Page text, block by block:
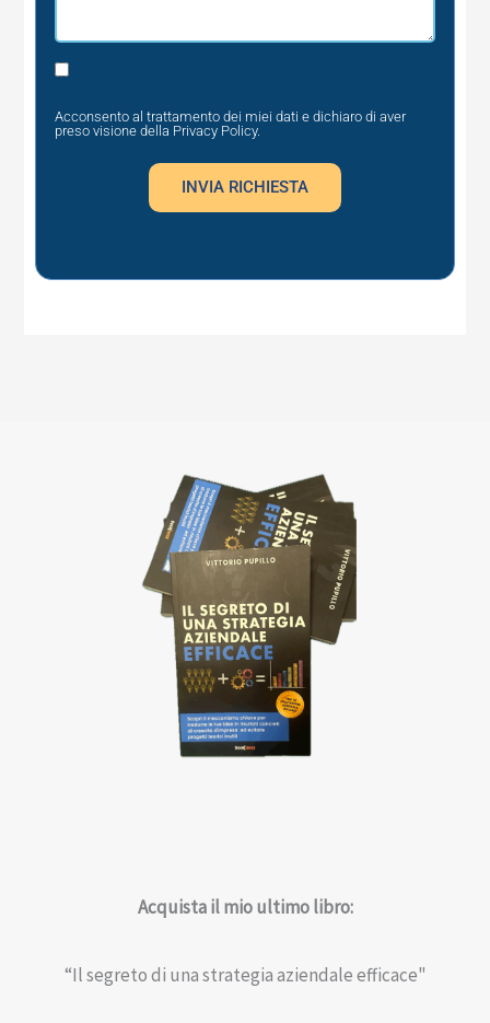
Privacy
Acconsento al trattamento dei miei dati e dichiaro di aver
preso visione della Privacy Policy.
INVIA RICHIESTA
Acquista il mio ultimo libro:
“Il segreto di una strategia aziendale efficace"